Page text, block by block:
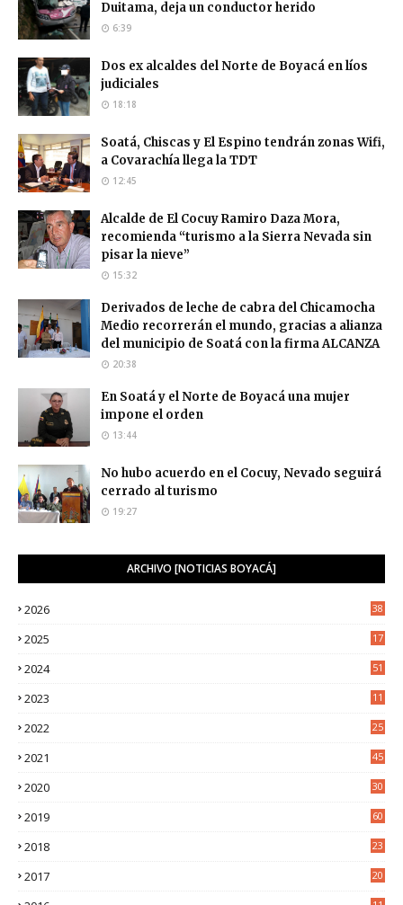
Duitama, deja un conductor herido
6:39
Dos ex alcaldes del Norte de Boyacá en líos
judiciales
18:18
Soatá, Chiscas y El Espino tendrán zonas Wifi,
a Covarachía llega la TDT
12:45
Alcalde de El Cocuy Ramiro Daza Mora,
recomienda “turismo a la Sierra Nevada sin
pisar la nieve”
15:32
Derivados de leche de cabra del Chicamocha
Medio recorrerán el mundo, gracias a alianza
del municipio de Soatá con la firma ALCANZA
20:38
En Soatá y el Norte de Boyacá una mujer
impone el orden
13:44
No hubo acuerdo en el Cocuy, Nevado seguirá
cerrado al turismo
19:27
ARCHIVO [NOTICIAS BOYACÁ]
2026 38
2025
17
2024 51
2023
11
2022
25
2021
45
2020
30
2019 60
2018
23
2017
20